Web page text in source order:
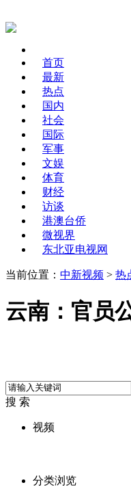
首页
最新
热点
国内
社会
国际
军事
文娱
体育
财经
访谈
港澳台侨
微视界
东北亚电视网
当前位置： 中新视频 > 热
云南：官员
搜 索
视频
分类浏览